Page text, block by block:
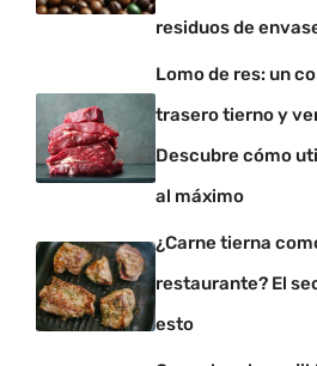
residuos de
Lomo de res: un
trasero tierno y
Descubre cómo
al máximo
¿Carne tierna
restaurante? El
esto